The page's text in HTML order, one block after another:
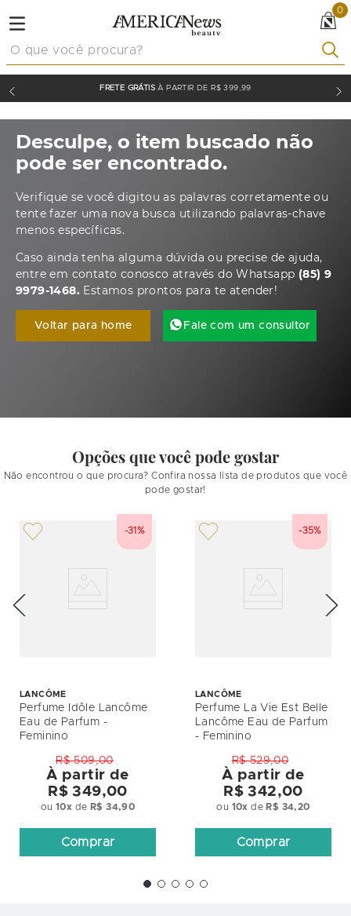
0
FRETE GRÁTIS À PARTIR DE R$ 399,99
Desculpe, o item buscado não
pode ser encontrado.
Verifique se você digitou as palavras corretamente ou
tente fazer uma nova busca utilizando palavras-chave
menos específicas.
Caso ainda tenha alguma dúvida ou precise de ajuda,
entre em contato conosco através do Whatsapp (85) 9
9979-1468. Estamos prontos para te atender!
Voltar para home Fale com um consultor
Opções que você pode gostar
Não encontrou o que procura? Confira nossa lista de produtos que você
pode gostar!
LANCÔME
Perfume Idôle Lancôme
Eau de Parfum -
Feminino
R$ 509,00
À partir de
R$ 349,00
ou10x de R$ 34,90
-31%
Comprar
LANCÔME
Perfume La Vie Est Belle
Lancôme Eau de Parfum
- Feminino
R$ 529,00
À partir de
R$ 342,00
ou 10x de R$ 34,20
-35%
Comprar